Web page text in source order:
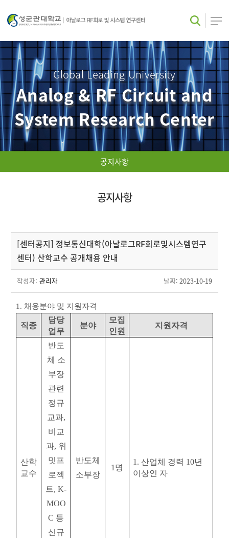
Global Leading University
Analog & RF Circuit and
System Research Center
공지사항
공지사항
[센터공지] 정보통신대학(아날로그RF회로및시스템연구
센터) 산학교수 공개채용 안내
작성자: 관리자 날짜: 2023-10-19
1. 채용분야 및 지원자격
직종
담당
업무
분야
모집
인원
지원자격
산학
교수
반도
체 소
부장
관련
정규
교과,
비교
과, 위
밋프
로젝
트 , K-
MOO
C 등
신규
반도체
소부장
1 명
1. 산업체 경력 10년
이상인 자